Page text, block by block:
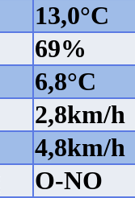
13,0°C
69%
6,8°C
2,8km/h
4,8km/h
O-NO